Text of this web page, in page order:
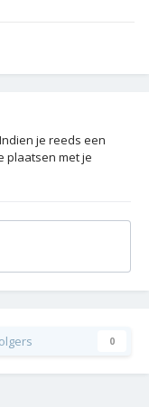
je reeds een
plaatsen met je
0